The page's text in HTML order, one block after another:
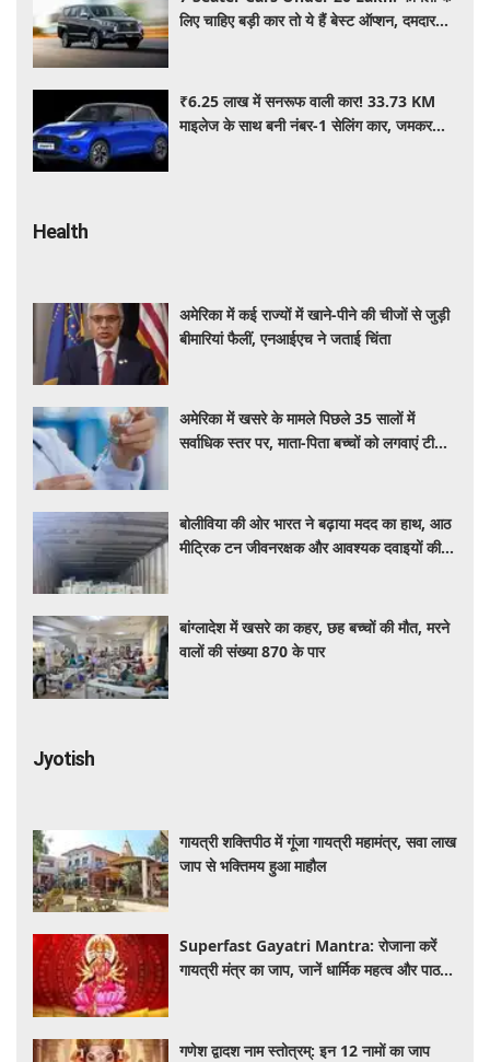
लिए चाहिए बड़ी कार तो ये हैं बेस्ट ऑप्शन, दमदार
₹6.25 लाख में सनरूफ वाली कार! 33.73 KM
माइलेज के साथ बनी नंबर-1 सेलिंग कार, जमकर
Health
अमेरिका में कई राज्यों में खाने-पीने की चीजों से जुड़ी
बीमारियां फैलीं, एनआईएच ने जताई चिंता
अमेरिका में खसरे के मामले पिछले 35 सालों में
सर्वाधिक स्तर पर, माता-पिता बच्चों को लगवाएं टीके :
बोलीविया की ओर भारत ने बढ़ाया मदद का हाथ, आठ
मीट्रिक टन जीवनरक्षक और आवश्यक दवाइयों की
बांग्लादेश में खसरे का कहर, छह बच्चों की मौत, मरने
वालों की संख्या 870 के पार
Jyotish
गायत्री शक्तिपीठ में गूंजा गायत्री महामंत्र, सवा लाख
जाप से भक्तिमय हुआ माहौल
Superfast Gayatri Mantra: रोजाना करें
गायत्री मंत्र का जाप, जानें धार्मिक महत्व और पाठ
गणेश द्वादश नाम स्तोत्रम्: इन 12 नामों का जाप